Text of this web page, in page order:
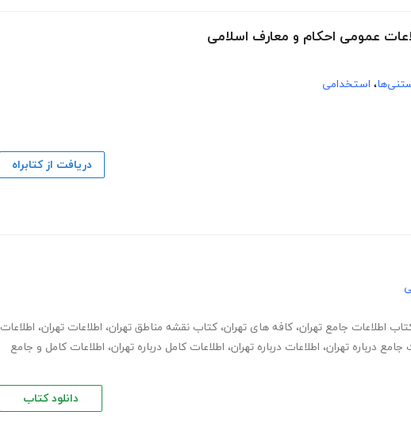
عمومی احکام و معارف اسلامی
، استخدامی
دریافت از کتابراه
کتاب اطلاعات جامع تهران، کافه های تهران، کتاب نقشه مناطق تهران، اطلاعات تهران، اطلاعات
جامع درباره تهران، اطلاعات درباره تهران، اطلاعات کامل درباره تهران، اطلاعات کامل و جامع
دانلود کتاب